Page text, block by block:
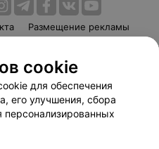
Размещение рекламы
Способы оплаты
Партнеры
103.by
cookie
для обеспечения
его улучшения, сбора
персонализированных